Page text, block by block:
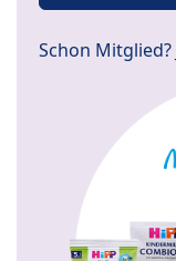
Schon Mitglied?